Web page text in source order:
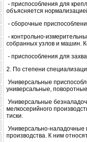
- приспособления для
объясняется
- сборочные
- контрольно-
собранных узлов и машин.
- приспособления для
2. По степени
Универсальные
универсальные,
Универсальные
мелкосерийного
тиски.
Универсально-наладочные
производства. К ним